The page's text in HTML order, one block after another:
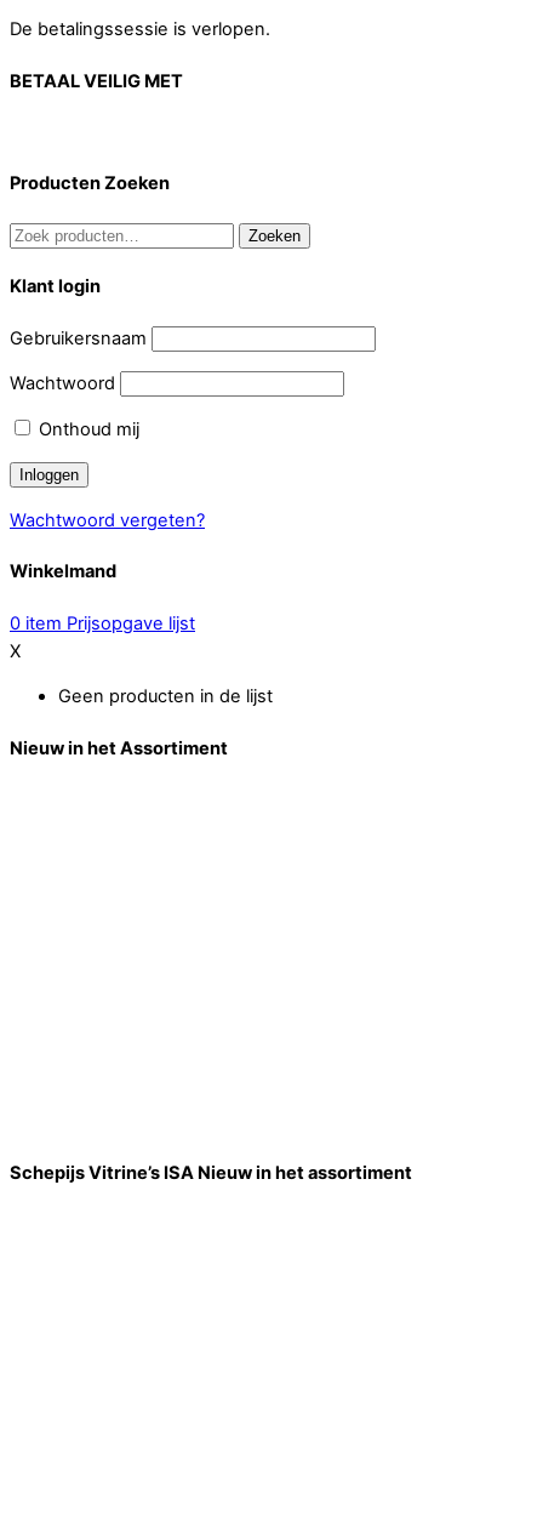
De betalingssessie is verlopen.
BETAAL VEILIG MET
Producten Zoeken
Zoeken
Zoeken
Klant login
Gebruikersnaam
Wachtwoord
Onthoud mij
Wachtwoord vergeten?
Winkelmand
0 item Prijsopgave lijst
X
Geen producten in de lijst
Nieuw in het Assortiment
Schepijs Vitrine’s ISA Nieuw in het assortiment